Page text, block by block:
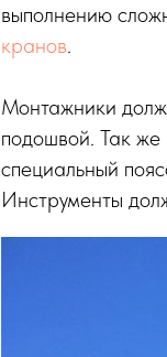
выполнению
кранов.
Монтажники
подошвой. Так же
специальный
Инструменты